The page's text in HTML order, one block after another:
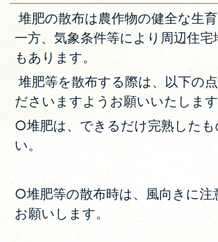
堆肥の散布は農作物の健全な生
一方、気象条件等により周辺住
もあります。
堆肥等を散布する際は、以下の
ださいますようお願いいたしま
○堆肥は、できるだけ完熟した
い。
○堆肥等の散布時は、風向きに注
お願いします。